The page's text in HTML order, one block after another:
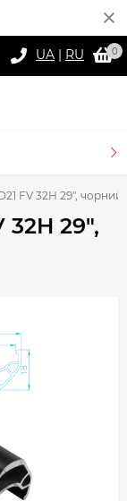
UA | RU 0
FV 32H 29", чорний
32H 29",